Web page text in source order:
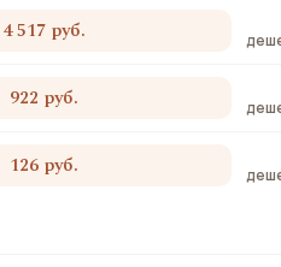
4 517 руб.
922 руб.
126 руб.